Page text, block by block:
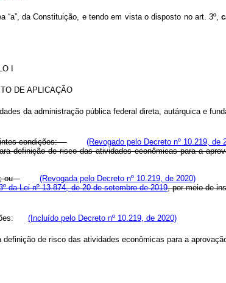
“a”, da Constituição, e tendo em vista o disposto no art. 3º,
I
DE APLICAÇÃO
da administração pública federal direta, autárquica e
condições:
(Revogado pelo Decreto nº 10.219, de
definição de risco das atividades econômicas para a
ou
(Revogada pelo Decreto nº 10.219, de 2020)
da Lei nº 13.874, de 20 de setembro de 2019, por meio de
(Incluído pelo Decreto nº 10.219, de 2020)
definição de risco das atividades econômicas para a